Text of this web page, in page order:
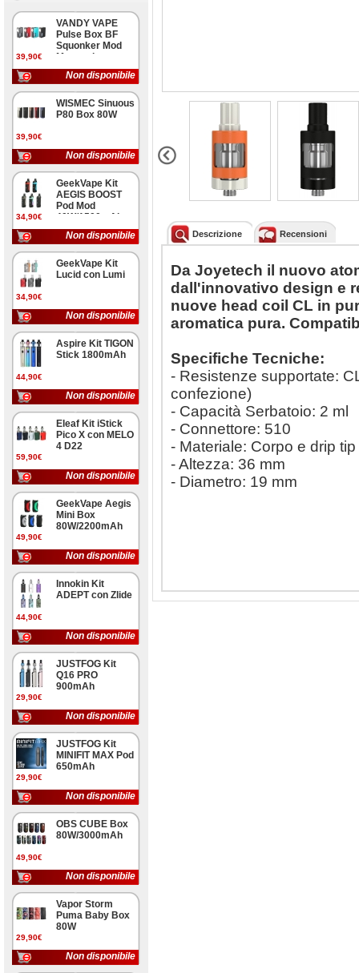
39,90€
VANDY VAPE
Pulse Box BF
Squonker Mod
Meccanica
Non disponibile
39,90€
WISMEC Sinuous
P80 Box 80W
Non disponibile
34,90€
GeekVape Kit
AEGIS BOOST
Pod Mod
40W/1500mAh
Non disponibile
34,90€
GeekVape Kit
Lucid con Lumi
Non disponibile
44,90€
Aspire Kit TIGON
Stick 1800mAh
Non disponibile
59,90€
Eleaf Kit iStick
Pico X con MELO
4 D22
Non disponibile
49,90€
GeekVape Aegis
Mini Box
80W/2200mAh
Non disponibile
44,90€
Innokin Kit
ADEPT con Zlide
Non disponibile
29,90€
JUSTFOG Kit
Q16 PRO
900mAh
Non disponibile
29,90€
JUSTFOG Kit
MINIFIT MAX Pod
650mAh
Non disponibile
49,90€
OBS CUBE Box
80W/3000mAh
Non disponibile
29,90€
Vapor Storm
Puma Baby Box
80W
Non disponibile
Descrizione Recensioni
Da Joyetech il nuovo
dall'innovativo design e
nuove head coil CL in
aromatica pura.
Specifiche Tecniche:
- Resistenze supportate:
confezione)
- Capacità Serbatoio: 2 ml
- Connettore: 510
- Materiale: Corpo e drip
- Altezza: 36 mm
- Diametro: 19 mm